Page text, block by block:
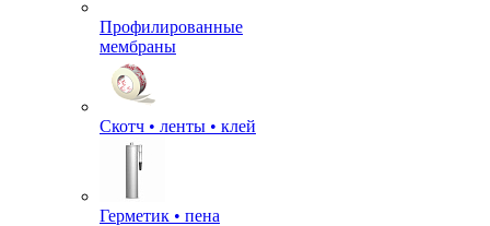
Профилированные
мембраны
Скотч • ленты • клей
Герметик • пена